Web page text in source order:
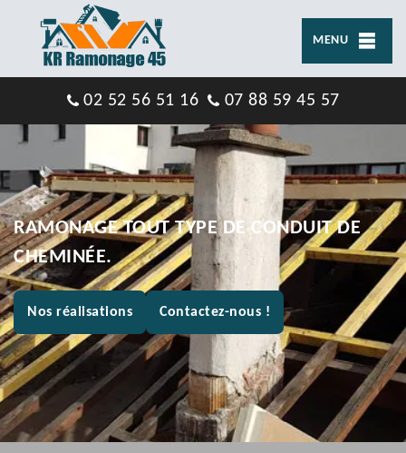
MENU
02 52 56 51 16 07 88 59 45 57
RAMONAGE TOUT TYPE DE CONDUIT DE
CHEMINÉE.
Nos réalisations Contactez-nous !